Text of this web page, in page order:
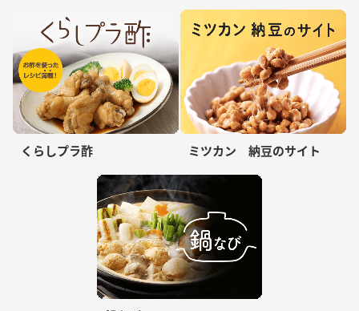
くらしプラ酢 ミツカン 納豆のサイト